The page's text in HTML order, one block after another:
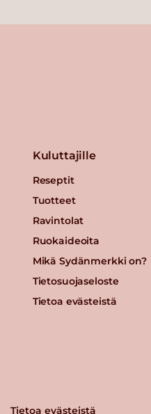
Kuluttajille
Reseptit
Tuotteet
Ravintolat
Ruokaideoita
Mikä Sydänmerkki on?
Tietosuojaseloste
Tietoa evästeistä
Tietoa evästeistä